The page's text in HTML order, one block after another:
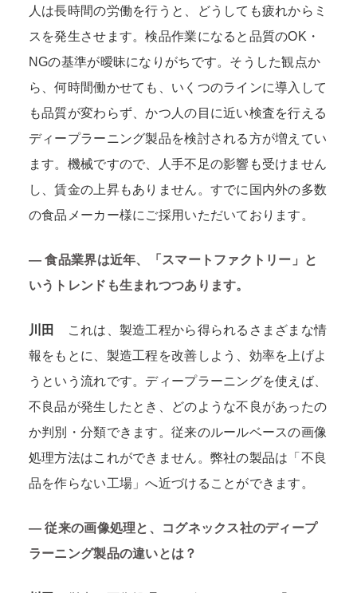
人は長時間の労働を行うと、どうしても疲れからミ
スを発生させます。検品作業になると品質のOK・
NGの基準が曖昧になりがちです。そうした観点か
ら、何時間働かせても、いくつのラインに導入して
も品質が変わらず、かつ人の目に近い検査を行える
ディープラーニング製品を検討される方が増えてい
ます。機械ですので、人手不足の影響も受けません
し、賃金の上昇もありません。すでに国内外の多数
の食品メーカー様にご採用いただいております。
― 食品業界は近年、「スマートファクトリー」と
いうトレンドも生まれつつあります。
川田
これは、製造工程から得られるさまざまな情
報をもとに、製造工程を改善しよう、効率を上げよ
うという流れです。ディープラーニングを使えば、
不良品が発生したとき、どのような不良があったの
か判別・分類できます。従来のルールベースの画像
処理方法はこれができません。弊社の製品は「不良
品を作らない工場」へ近づけることができます。
― 従来の画像処理と、コグネックス社のディープ
ラーニング製品の違いとは？